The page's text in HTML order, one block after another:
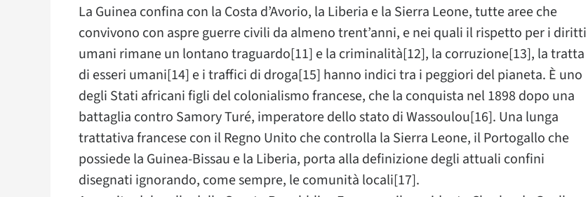
La Guinea confina con la Costa d’Avorio, la Liberia e la Sierra Leone, tutte aree che
convivono con aspre guerre civili da almeno trent’anni, e nei quali il rispetto per i diritti
umani rimane un lontano traguardo[11] e la criminalità[12], la corruzione[13], la tratta
di esseri umani[14] e i traffici di droga[15] hanno indici tra i peggiori del pianeta. È uno
degli Stati africani figli del colonialismo francese, che la conquista nel 1898 dopo una
battaglia contro Samory Turé, imperatore dello stato di Wassoulou[16]. Una lunga
trattativa francese con il Regno Unito che controlla la Sierra Leone, il Portogallo che
possiede la Guinea-Bissau e la Liberia, porta alla definizione degli attuali confini
disegnati ignorando, come sempre, le comunità locali[17].